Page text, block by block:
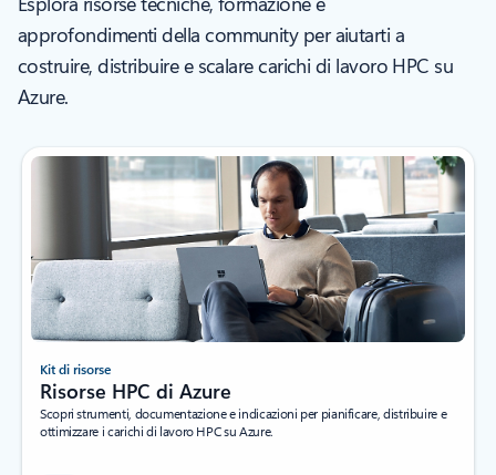
approfondimenti della community per aiutarti a
costruire, distribuire e scalare carichi di lavoro HPC su
Azure.
Kit di risorse
Risorse HPC di Azure
Scopri strumenti, documentazione e indicazioni per pianificare, distribuire e
ottimizzare i carichi di lavoro HPC su Azure.